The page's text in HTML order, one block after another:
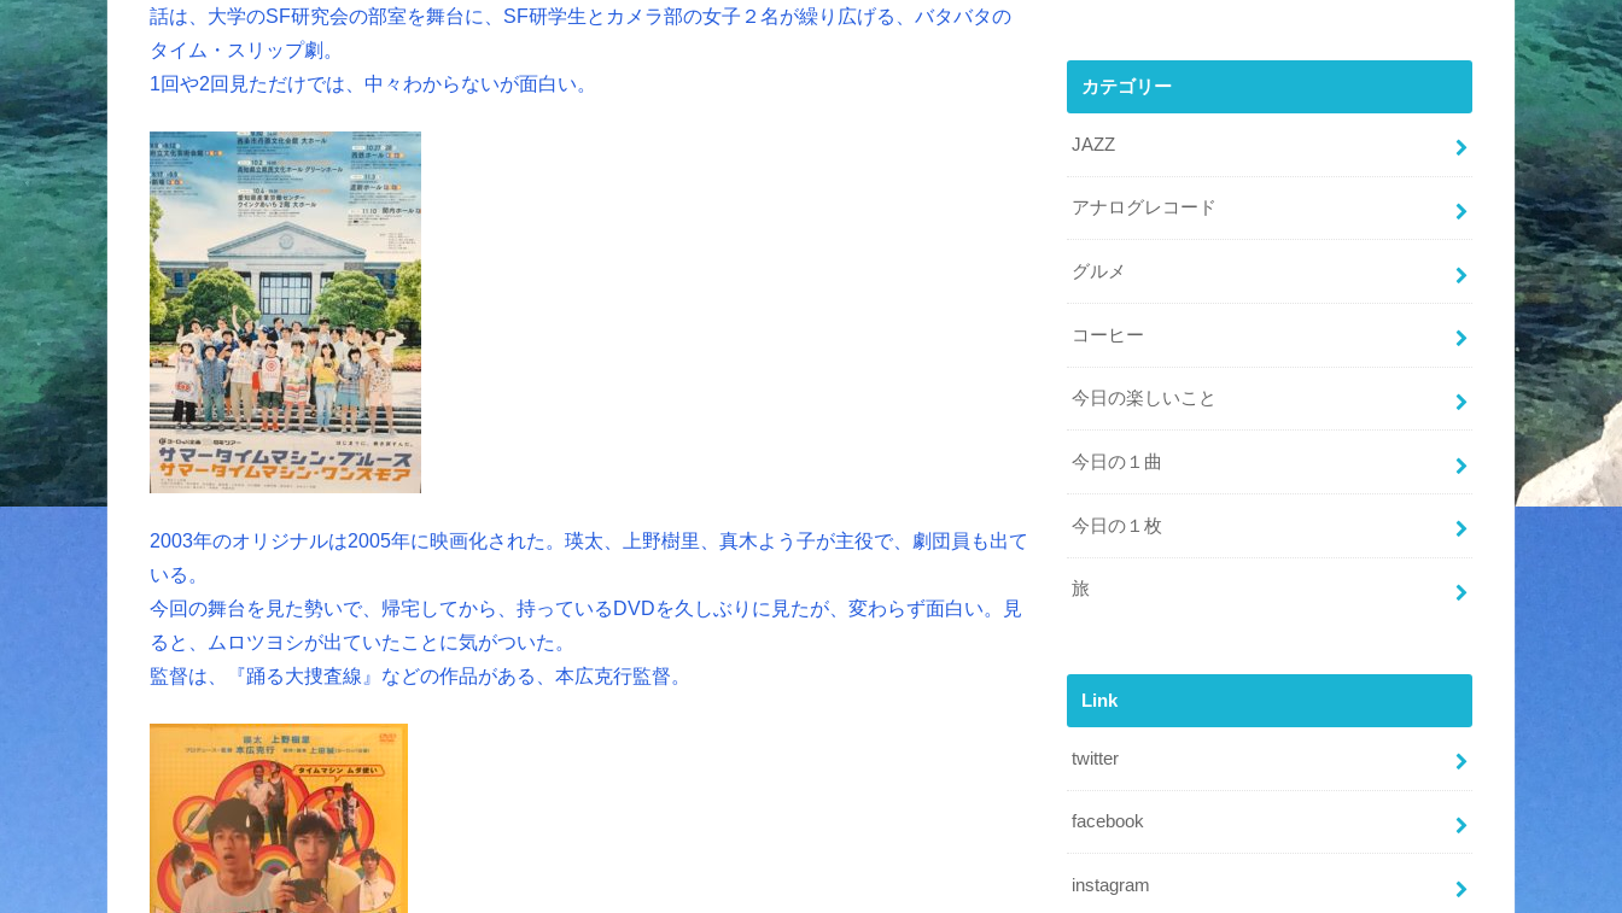
話は、大学のSF研究会の部室を舞台に、SF研学生とカメラ部の女子２名が繰り広げる、バタバタの
タイム・スリップ劇。
1回や2回見ただけでは、中々わからないが面白い。
2003年のオリジナルは2005年に映画化された。瑛太、上野樹里、真木よう子が主役で、劇団員も出て
いる。
今回の舞台を見た勢いで、帰宅してから、持っているDVDを久しぶりに見たが、変わらず面白い。見
ると、ムロツヨシが出ていたことに気がついた。
監督は、『踊る大捜査線』などの作品がある、本広克行監督。
カテゴリー
JAZZ
アナログレコード
グルメ
コーヒー
今日の楽しいこと
今日の１曲
今日の１枚
旅
Link
twitter
facebook
instagram